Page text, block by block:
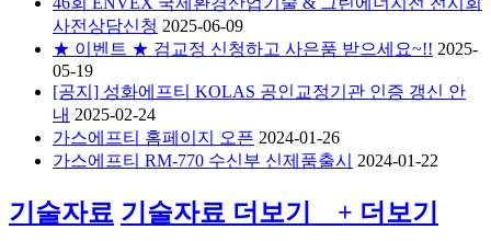
사전상담신청 2025-06-09
★ 이벤트 ★ 검교정 신청하고 사은품 받으세요~!! 2025-
05-19
[공지] 성화에프티 KOLAS 공인교정기관 인증 갱신 안
내 2025-02-24
가스에프티 홈페이지 오픈 2024-01-26
가스에프티 RM-770 수신부 신제품출시
2024-01-22
기술자료 기술자료 더보기 + 더보기